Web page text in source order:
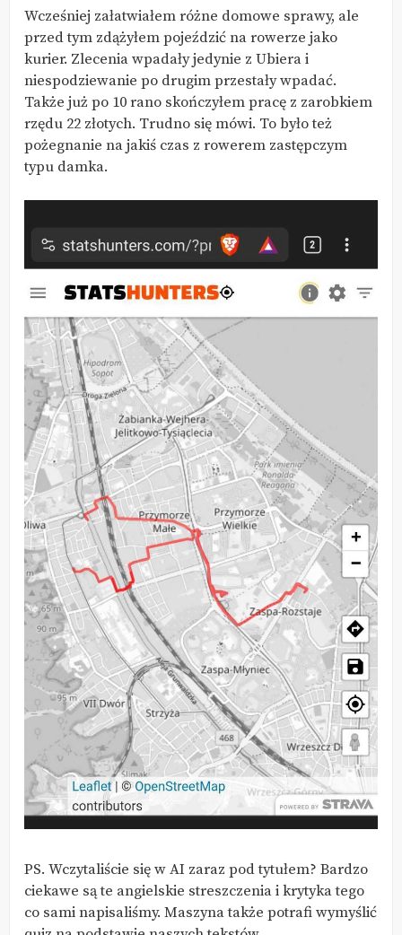
Wcześniej załatwiałem różne domowe sprawy, ale
przed tym zdążyłem pojeździć na rowerze jako
kurier. Zlecenia wpadały jedynie z Ubiera i
niespodziewanie po drugim przestały wpadać.
Także już po 10 rano skończyłem pracę z zarobkiem
rzędu 22 złotych. Trudno się mówi. To było też
pożegnanie na jakiś czas z rowerem zastępczym
typu damka.
PS. Wczytaliście się w AI zaraz pod tytułem? Bardzo
ciekawe są te angielskie streszczenia i krytyka tego
co sami napisaliśmy. Maszyna także potrafi wymyślić